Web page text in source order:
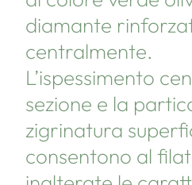
diamante
centralmente.
L’ispessimento
sezione e la
zigrinatura
consentono al